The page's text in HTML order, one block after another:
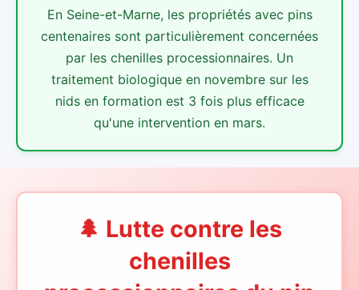
En Seine-et-Marne, les propriétés avec pins
centenaires sont particulièrement concernées
par les chenilles processionnaires. Un
traitement biologique en novembre sur les
nids en formation est 3 fois plus efficace
qu'une intervention en mars.
🌲 Lutte contre les
chenilles